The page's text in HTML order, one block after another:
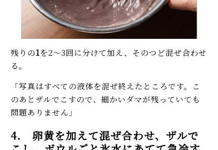
残りの1を2～3回に分けて加え、そのつど混ぜ合わせ
る。
「写真はすべての液体を混ぜ終えたところです。こ
のあとザルでこすので、細かいダマが残っていても
問題ありません」
4. 卵黄を加えて混ぜ合わせ、ザルで